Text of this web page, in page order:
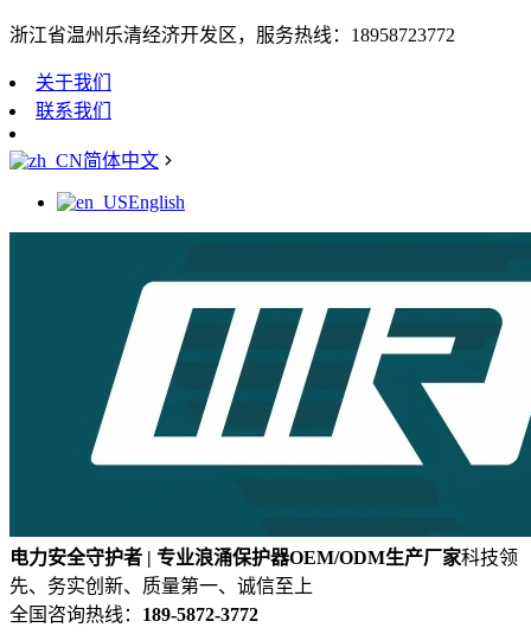
浙江省温州乐清经济开发区，服务热线：18958723772
关于我们
联系我们
简体中文
English
电力安全守护者 | 专业浪涌保护器OEM/ODM生产厂家科技领
先、务实创新、质量第一、诚信至上
全国咨询热线： 189-5872-3772